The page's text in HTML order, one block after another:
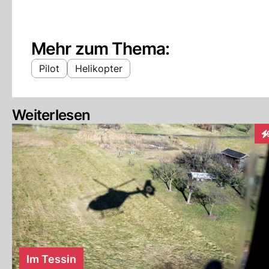
Mehr zum Thema:
Pilot Helikopter
Weiterlesen
Im Tessin